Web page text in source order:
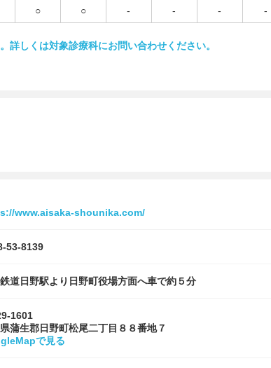
○ ○ - - - -
詳しくは対象診療科にお問い合わせください。
www.aisaka-shounika.com/
53-8139
道日野駅より日野町役場方面へ車で約５分
1601
蒲生郡日野町松尾二丁目８８番地７
で見る